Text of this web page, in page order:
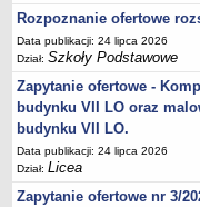
Kontrole
PONOWNE
Sprawozdania
Deklaracja dostępności
DEKLARACJA DOSTĘPNOŚCI
PONOWNE
UDOSTĘPNIANIE INFORMACJI
Rozpoznanie ofertowe
Data publikacji: 24 lipca 2026
Dział:Szkoły Podstawowe
Zapytanie ofertowe -
budynku VII LO oraz
budynku VII LO.
Data publikacji: 24 lipca 2026
Dział:Licea
Zapytanie ofertowe nr 3/